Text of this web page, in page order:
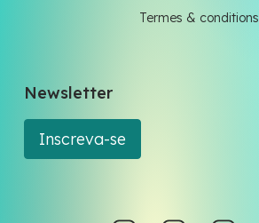
Termes & conditions
Newsletter
Inscreva-se